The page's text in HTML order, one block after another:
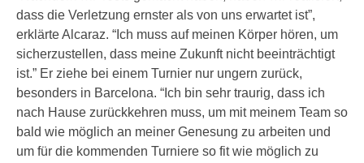
dass die Verletzung ernster als von uns erwartet ist”,
erklärte Alcaraz. “Ich muss auf meinen Körper hören, um
sicherzustellen, dass meine Zukunft nicht beeinträchtigt
ist.” Er ziehe bei einem Turnier nur ungern zurück,
besonders in Barcelona. “Ich bin sehr traurig, dass ich
nach Hause zurückkehren muss, um mit meinem Team so
bald wie möglich an meiner Genesung zu arbeiten und
um für die kommenden Turniere so fit wie möglich zu